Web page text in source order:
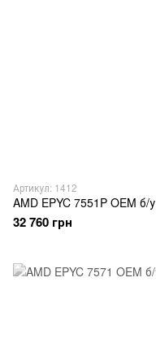
Артикул: 1412
AMD EPYC 7551P OEM б/у
32 760 грн